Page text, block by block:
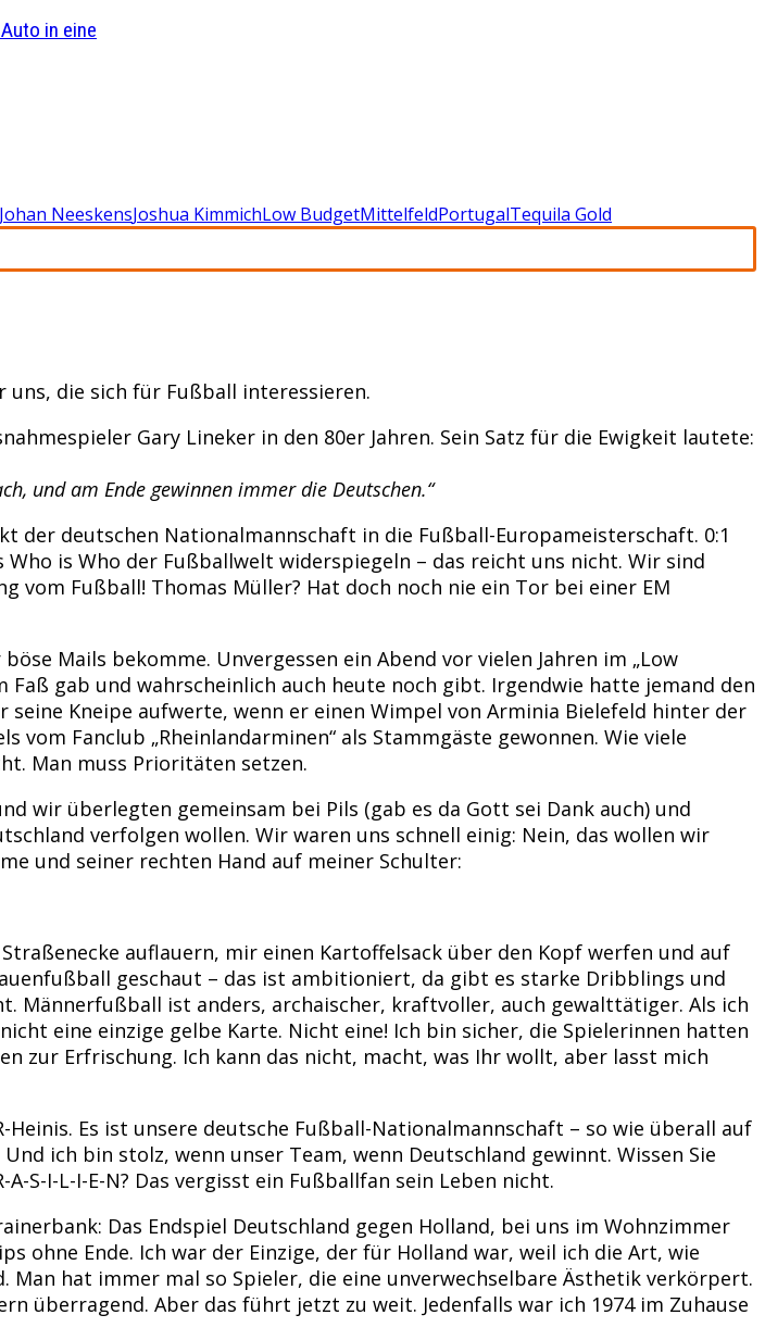
in eine
Johan NeeskensJoshua KimmichLow BudgetMittelfeldPortugalTequila Gold
die sich für Fußball interessieren.
Gary Lineker in den 80er Jahren. Sein Satz für die Ewigkeit lautete:
und am Ende gewinnen immer die Deutschen.“
der deutschen Nationalmannschaft in die Fußball-Europameisterschaft. 0:1
is Who der Fußballwelt widerspiegeln – das reicht uns nicht. Wir sind
vom Fußball! Thomas Müller? Hat doch noch nie ein Tor bei einer EM
Mails bekomme. Unvergessen ein Abend vor vielen Jahren im „Low
Faß gab und wahrscheinlich auch heute noch gibt. Irgendwie hatte jemand den
Kneipe aufwerte, wenn er einen Wimpel von Arminia Bielefeld hinter der
vom Fanclub „Rheinlandarminen“ als Stammgäste gewonnen. Wie viele
Man muss Prioritäten setzen.
wir überlegten gemeinsam bei Pils (gab es da Gott sei Dank auch) und
verfolgen wollen. Wir waren uns schnell einig: Nein, das wollen wir
und seiner rechten Hand auf meiner Schulter:
auflauern, mir einen Kartoffelsack über den Kopf werfen und auf
geschaut – das ist ambitioniert, da gibt es starke Dribblings und
Männerfußball ist anders, archaischer, kraftvoller, auch gewalttätiger. Als ich
eine einzige gelbe Karte. Nicht eine! Ich bin sicher, die Spielerinnen hatten
zur Erfrischung. Ich kann das nicht, macht, was Ihr wollt, aber lasst mich
Es ist unsere deutsche Fußball-Nationalmannschaft – so wie überall auf
ich bin stolz, wenn unser Team, wenn Deutschland gewinnt. Wissen Sie
S-I-L-I-E-N? Das vergisst ein Fußballfan sein Leben nicht.
Das Endspiel Deutschland gegen Holland, bei uns im Wohnzimmer
ohne Ende. Ich war der Einzige, der für Holland war, weil ich die Art, wie
Man hat immer mal so Spieler, die eine unverwechselbare Ästhetik verkörpert.
überragend. Aber das führt jetzt zu weit. Jedenfalls war ich 1974 im Zuhause